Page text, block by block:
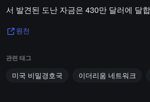
서 발견된 도난 자금은 430만 달러에 달
원천
관련 태그
미국 비밀경호국 이더리움 네트워크